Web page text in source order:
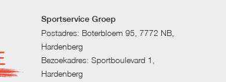
Sportservice Groep
Postadres: Boterbloem 95, 7772 NB,
Hardenberg
Bezoekadres: Sportboulevard 1,
Hardenberg